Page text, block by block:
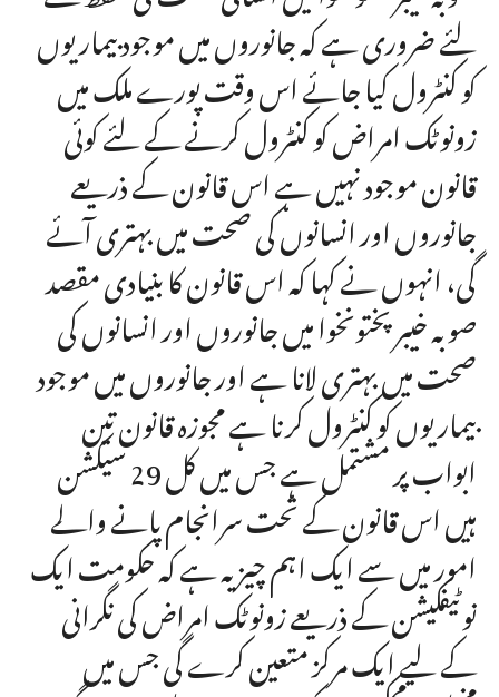
لئے ضروری ہے کہ جانوروں میں موجود بیماریوں
کو کنٹرول کیا جائے اس وقت پورے ملک میں
زونوٹک امراض کو کنٹرول کرنے کے لئے کوئی
قانون موجود نہیں ہے اس قانون کے ذریعے
جانوروں اور انسانوں کی صحت میں بہتری آئے
گی، انہوں نے کہا کہ اس قانون کا بنیادی مقصد
صوبہ خیبرپختونخوا میں جانوروں اور انسانوں کی
صحت میں بہتری لانا ہے اور جانوروں میں موجود
بیماریوں کو کنٹرول کرنا ہے مجوزہ قانون تین
ابواب پر مشتمل ہے جس میں کل 29 سیکشن
ہیں اس قانون کے تحت سرانجام پانے والے
امور میں سے ایک اہم چیز یہ ہے کہ حکومت ایک
نوٹیفکیشن کے ذریعے زونوٹک امراض کی نگرانی
کے لیے ایک مرکز متعین کرے گی جس میں